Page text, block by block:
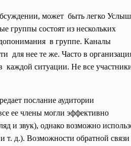
может быть легко
группы состоят из нескольких
в группе. Каналы
для нее те же. Часто в
каждой ситуации. Не все
послание аудитории
ее члены могли эффективно
и звук), однако возможно
т. д.). Возможности обратной